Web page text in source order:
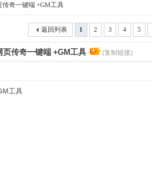
传奇一键端 +GM工具
1 2 3 4 5
返回列表
页传奇一键端 +GM工具 [复制链接]
工具